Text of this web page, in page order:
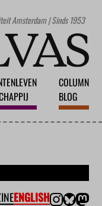
Amsterdam | Sinds 1953
COLUMN
BLOG
ENGLISH